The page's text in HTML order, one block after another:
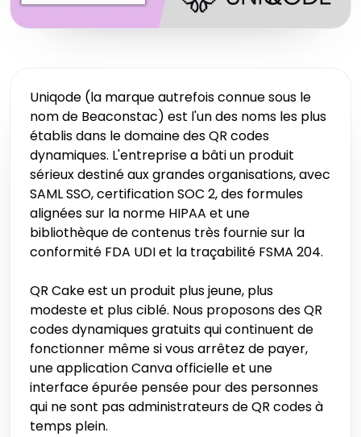
Uniqode (la marque autrefois connue sous le
nom de Beaconstac) est l'un des noms les plus
établis dans le domaine des QR codes
dynamiques. L'entreprise a bâti un produit
sérieux destiné aux grandes organisations, avec
SAML SSO, certification SOC 2, des formules
alignées sur la norme HIPAA et une
bibliothèque de contenus très fournie sur la
conformité FDA UDI et la traçabilité FSMA 204.
QR Cake est un produit plus jeune, plus
modeste et plus ciblé. Nous proposons des QR
codes dynamiques gratuits qui continuent de
fonctionner même si vous arrêtez de payer,
une application Canva officielle et une
interface épurée pensée pour des personnes
qui ne sont pas administrateurs de QR codes à
temps plein.